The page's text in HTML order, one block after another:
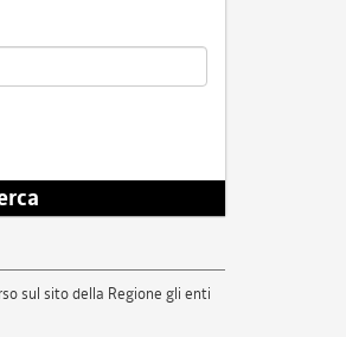
sul sito della Regione gli enti